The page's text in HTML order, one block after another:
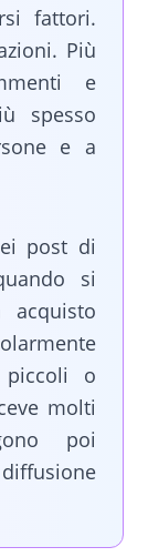
fattori.
Più
e
spesso
e a
post di
si
piccoli o
molti
poi